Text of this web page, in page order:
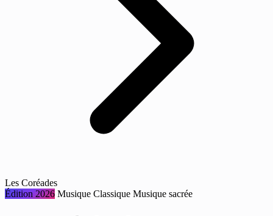
Les Coréades
Édition 2026 Musique Classique Musique sacrée